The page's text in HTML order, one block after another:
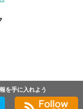
を手に入れよう